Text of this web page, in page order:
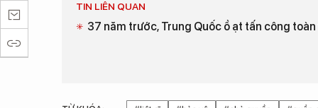
TIN LIÊN QUAN
37 năm trước, Trung Quốc ồ ạt tấn công